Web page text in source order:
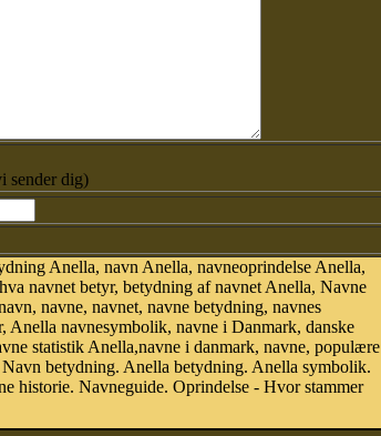
sender dig)
Anella, navn Anella, navneoprindelse Anella,
navnet betyr, betydning af navnet Anella, Navne
navne, navnet, navne betydning, navnes
Anella navnesymbolik, navne i Danmark, danske
statistik Anella,navne i danmark, navne, populære
betydning. Anella betydning. Anella symbolik.
historie. Navneguide. Oprindelse - Hvor stammer